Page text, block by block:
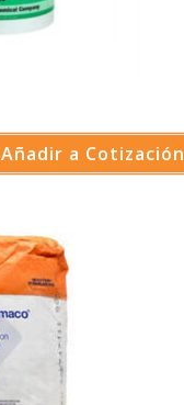
Añadir a Cotización